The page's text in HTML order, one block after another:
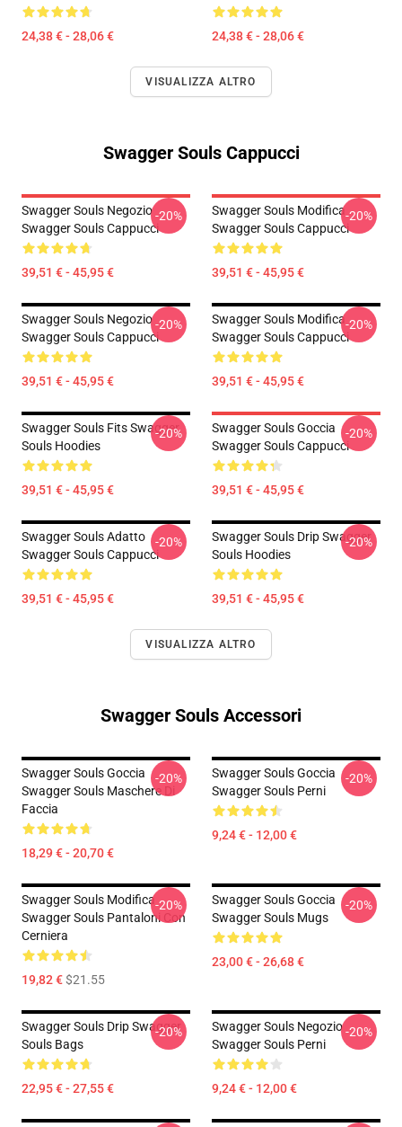
24,38 € - 28,06 € 24,38 € - 28,06 €
VISUALIZZA ALTRO
Swagger Souls Cappucci
Swagger Souls Negozio
Swagger Souls Cappucci
39,51 € - 45,95 €
-20%
Swagger Souls Modifica
Swagger Souls Cappucci
39,51 € - 45,95 €
-20%
Swagger Souls Negozio
Swagger Souls Cappucci
39,51 € - 45,95 €
-20%
Swagger Souls Modifica
Swagger Souls Cappucci
39,51 € - 45,95 €
-20%
Swagger Souls Fits Swagger
Souls Hoodies
39,51 € - 45,95 €
-20%
Swagger Souls Goccia
Swagger Souls Cappucci
39,51 € - 45,95 €
-20%
Swagger Souls Adatto
Swagger Souls Cappucci
39,51 € - 45,95 €
-20%
Swagger Souls Drip Swagger
Souls Hoodies
39,51 € - 45,95 €
-20%
VISUALIZZA ALTRO
Swagger Souls Accessori
Swagger Souls Goccia
Swagger Souls Maschere Di
Faccia
18,29 € - 20,70 €
-20%
Swagger Souls Goccia
Swagger Souls Perni
9,24 € - 12,00 €
-20%
Swagger Souls Modifica
Swagger Souls Pantaloni Con
Cerniera
19,82 €$21.55
-20%
Swagger Souls Goccia
Swagger Souls Mugs
23,00 € - 26,68 €
-20%
Swagger Souls Drip Swagger
Souls Bags
22,95 € - 27,55 €
-20%
Swagger Souls Negozio
Swagger Souls Perni
9,24 € - 12,00 €
-20%